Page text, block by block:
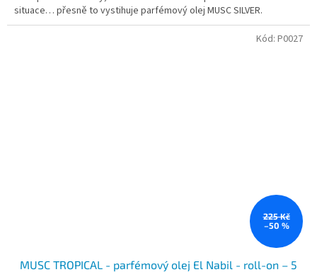
situace… přesně to vystihuje parfémový olej MUSC SILVER.
225 Kč
–50 %
MUSC TROPICAL - parfémový olej El Nabil - roll-on – 5
Kód: P0027